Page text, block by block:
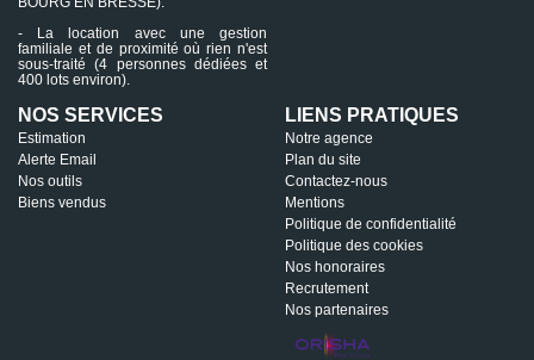
- La location avec une gestion
familiale et de proximité où rien n'est
sous-traité (4 personnes dédiées et
400 lots environ).
NOS SERVICES
Estimation
Alerte Email
Nos outils
Biens vendus
LIENS PRATIQUES
Notre agence
Plan du site
Contactez-nous
Mentions
Politique de confidentialité
Politique des cookies
Nos honoraires
Recrutement
Nos partenaires